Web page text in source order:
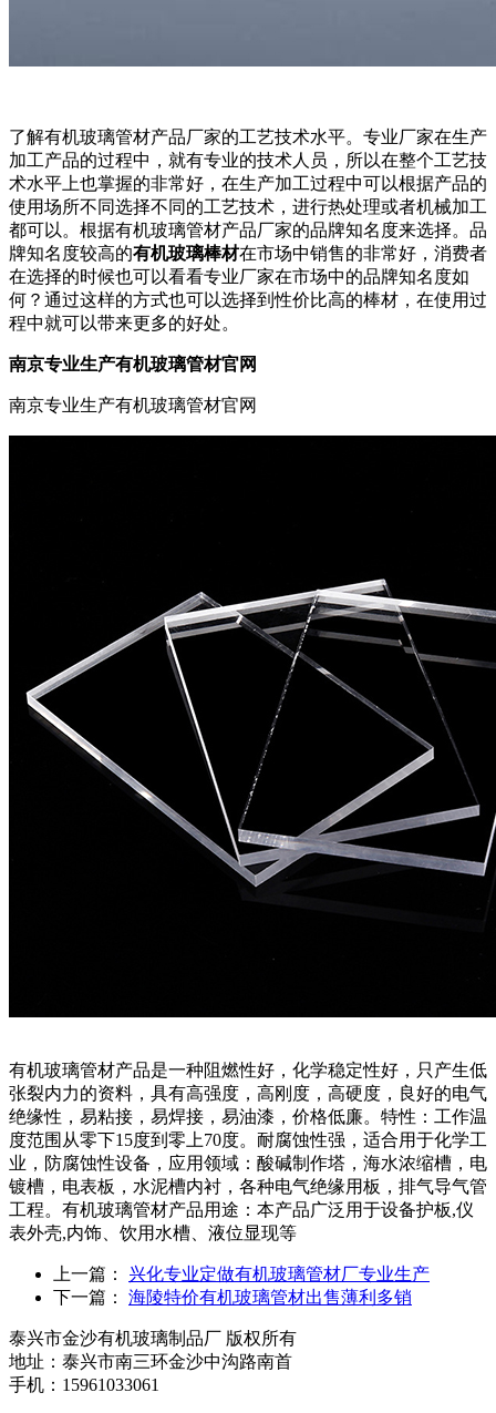
了解有机玻璃管材产品厂家的工艺技术水平。专业厂家在生产
加工产品的过程中，就有专业的技术人员，所以在整个工艺技
术水平上也掌握的非常好，在生产加工过程中可以根据产品的
使用场所不同选择不同的工艺技术，进行热处理或者机械加工
都可以。根据有机玻璃管材产品厂家的品牌知名度来选择。品
牌知名度较高的有机玻璃棒材在市场中销售的非常好，消费者
在选择的时候也可以看看专业厂家在市场中的品牌知名度如
何？通过这样的方式也可以选择到性价比高的棒材，在使用过
程中就可以带来更多的好处。
南京专业生产有机玻璃管材官网
南京专业生产有机玻璃管材官网
有机玻璃管材产品是一种阻燃性好，化学稳定性好，只产生低
张裂内力的资料，具有高强度，高刚度，高硬度，良好的电气
绝缘性，易粘接，易焊接，易油漆，价格低廉。特性：工作温
度范围从零下15度到零上70度。耐腐蚀性强，适合用于化学工
业，防腐蚀性设备，应用领域：酸碱制作塔，海水浓缩槽，电
镀槽，电表板，水泥槽内衬，各种电气绝缘用板，排气导气管
工程。有机玻璃管材产品用途：本产品广泛用于设备护板,仪
表外壳,内饰、饮用水槽、液位显现等
上一篇：
兴化专业定做有机玻璃管材厂专业生产
下一篇：
海陵特价有机玻璃管材出售薄利多销
泰兴市金沙有机玻璃制品厂 版权所有
地址：泰兴市南三环金沙中沟路南首
手机：15961033061